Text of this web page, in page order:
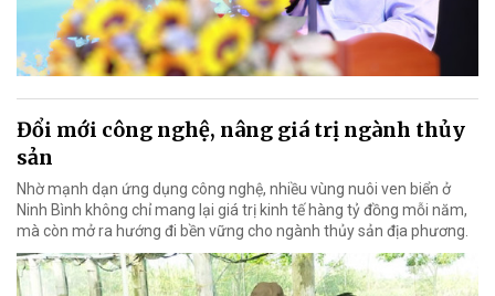
Đổi mới công nghệ, nâng giá trị ngành thủy
sản
Nhờ mạnh dạn ứng dụng công nghệ, nhiều vùng nuôi ven biển ở
Ninh Bình không chỉ mang lại giá trị kinh tế hàng tỷ đồng mỗi năm,
mà còn mở ra hướng đi bền vững cho ngành thủy sản địa phương.